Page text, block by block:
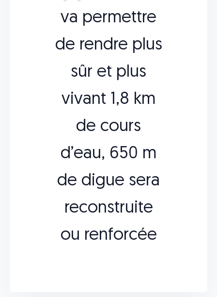
va permettre
de rendre plus
sûr et plus
vivant 1,8 km
de cours
d’eau, 650 m
de digue sera
reconstruite
ou renforcée